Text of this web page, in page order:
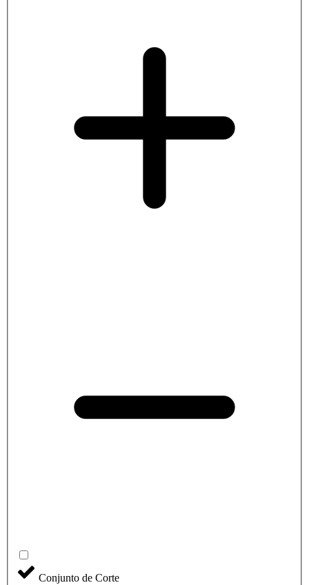
Conjunto de Corte